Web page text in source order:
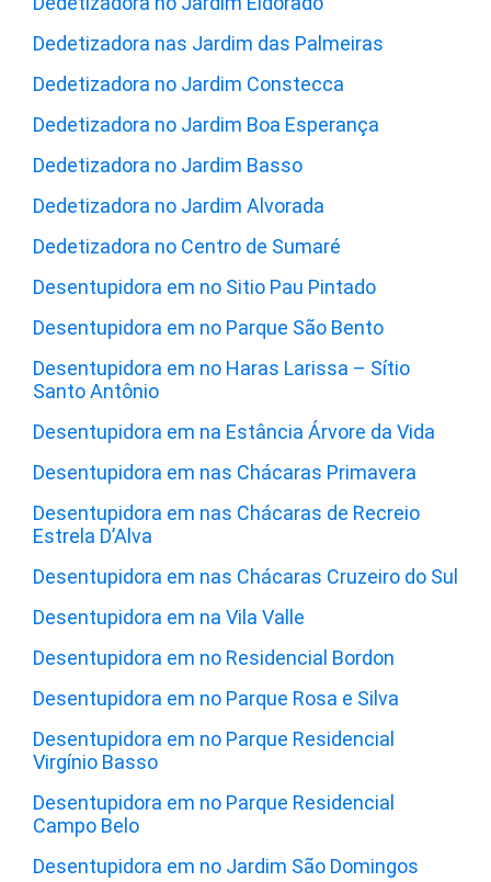
Dedetizadora nas Jardim das Palmeiras
Dedetizadora no Jardim Constecca
Dedetizadora no Jardim Boa Esperança
Dedetizadora no Jardim Basso
Dedetizadora no Jardim Alvorada
Dedetizadora no Centro de Sumaré
Desentupidora em no Sitio Pau Pintado
Desentupidora em no Parque São Bento
Desentupidora em no Haras Larissa – Sítio
Santo Antônio
Desentupidora em na Estância Árvore da Vida
Desentupidora em nas Chácaras Primavera
Desentupidora em nas Chácaras de Recreio
Estrela D’Alva
Desentupidora em nas Chácaras Cruzeiro do Sul
Desentupidora em na Vila Valle
Desentupidora em no Residencial Bordon
Desentupidora em no Parque Rosa e Silva
Desentupidora em no Parque Residencial
Virgínio Basso
Desentupidora em no Parque Residencial
Campo Belo
Desentupidora em no Jardim São Domingos